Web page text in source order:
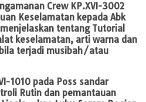
Crew KP.XVI-3002
Keselamatan kepada Abk
tentang Tutorial
keselamatan, arti warna dan
terjadi musibah/atau
1010 pada Poss sandar
Rutin dan pemantauan